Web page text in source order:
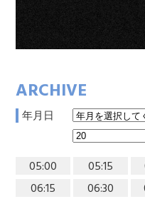
ARCHIVE
年月日
05:00 05:15
06:15
06:30